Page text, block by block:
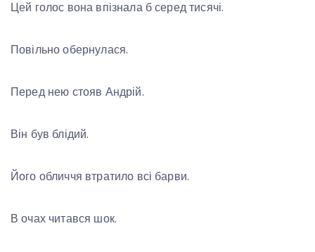
Цей голос вона впізнала б серед тисячі.
Повільно обернулася.
Перед нею стояв Андрій.
Він був блідий.
Його обличчя втратило всі барви.
В очах читався шок.